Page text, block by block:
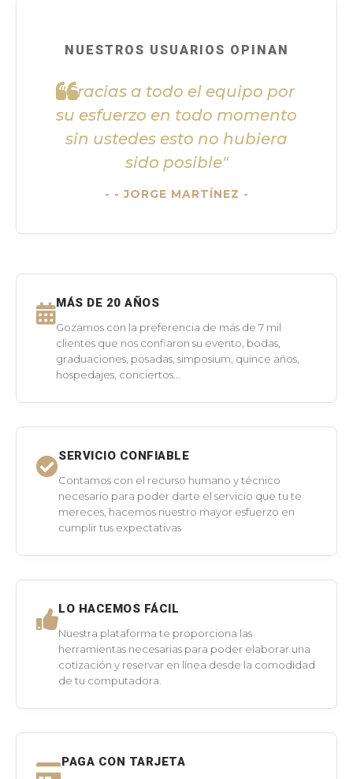
NUESTROS USUARIOS OPINAN
"Gracias a todo el equipo por
su esfuerzo en todo momento
sin ustedes esto no hubiera
sido posible"
- JORGE MARTÍNEZ -
MÁS DE 20 AÑOS
Gozamos con la preferencia de más de 7 mil
clientes que nos confiaron su evento, bodas,
graduaciones, posadas, simposium, quince años,
hospedajes, conciertos...
SERVICIO CONFIABLE
Contamos con el recurso humano y técnico
necesario para poder darte el servicio que tu te
mereces, hacemos nuestro mayor esfuerzo en
cumplir tus expectativas
LO HACEMOS FÁCIL
Nuestra plataforma te proporciona las
herramientas necesarias para poder elaborar una
cotización y reservar en línea desde la comodidad
de tu computadora.
PAGA CON TARJETA